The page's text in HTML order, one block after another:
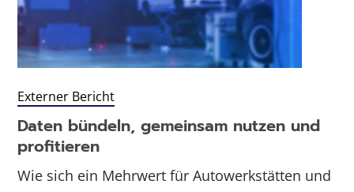
Externer Bericht
Daten bündeln, gemeinsam nutzen und
profitieren
Wie sich ein Mehrwert für Autowerkstätten und